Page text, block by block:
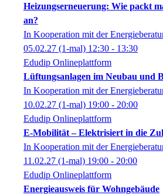
Heizungserneuerung: Wie packt
an?
In Kooperation mit der
05.02.27 (1-mal) 12:30 - 13:30
Edudip Onlineplattform
Lüftungsanlagen im Neubau und
In Kooperation mit der
10.02.27 (1-mal) 19:00 - 20:00
Edudip Onlineplattform
E-Mobilität – Elektrisiert in die
In Kooperation mit der
11.02.27 (1-mal) 19:00 - 20:00
Edudip Onlineplattform
Energieausweis für Wohngebäude